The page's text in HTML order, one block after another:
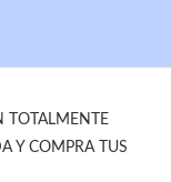
TOTALMENTE
Y COMPRA TUS